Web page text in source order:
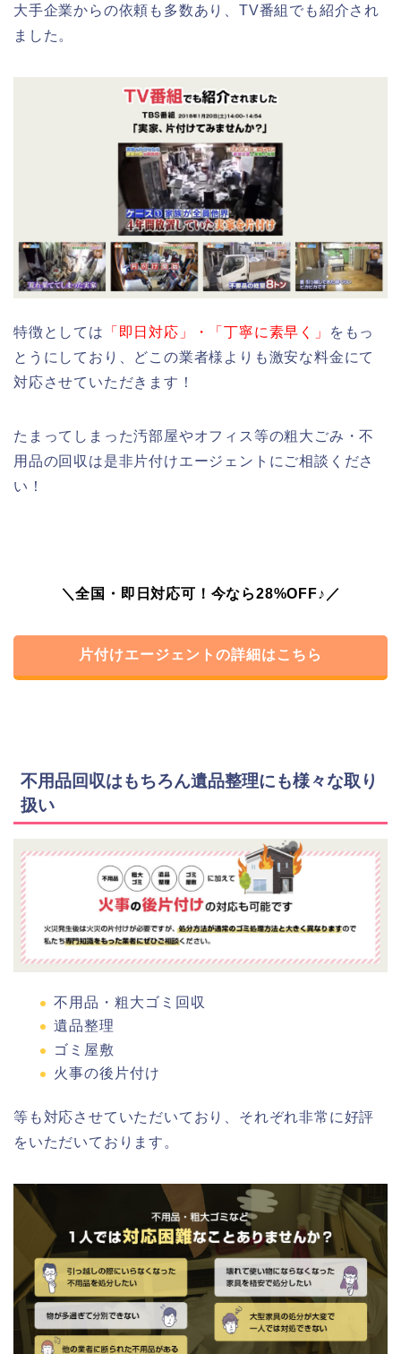
大手企業からの依頼も多数あり、TV番組でも紹介され
ました。
特徴としては 「即日対応」・「丁寧に素早く」
をもっ
とうにしており、どこの業者様よりも激安な料金にて
対応させていただきます！
たまってしまった汚部屋やオフィス等の粗大ごみ・不
用品の回収は是非片付けエージェントにご相談くださ
い！
＼全国・即日対応可！今なら28%OFF♪／
片付けエージェントの詳細はこちら
不用品回収はもちろん遺品整理にも様々な取り
扱い
不用品・粗大ゴミ回収
遺品整理
ゴミ屋敷
火事の後片付け
等も対応させていただいており、それぞれ非常に好評
をいただいております。